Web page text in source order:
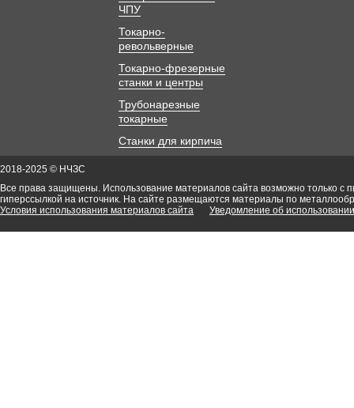
ЧПУ
Токарно-
револьверные
Токарно-фрезерные
станки и центры
Трубонарезные
токарные
Станки для кирпича
2018-2025 © НЧЗС
Все права защищены. Использование материалов сайта возможно только с
гиперссылкой на источник. На сайте размещаются материалы по
Условия использования материалов сайта
Уведомление об